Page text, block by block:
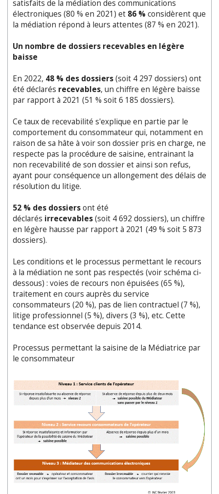
satisfaits de la médiation des communications
électroniques (80 % en 2021) et 86 % considèrent que
la médiation répond à leurs attentes (87 % en 2021).
Un nombre de dossiers recevables en légère
baisse
En 2022, 48 % des dossiers(soit 4 297 dossiers) ont
été déclarés recevables, un chiffre en légère baisse
par rapport à 2021 (51 % soit 6 185 dossiers).
Ce taux de recevabilité s'explique en partie par le
comportement du consommateur qui, notamment en
raison de sa hâte à voir son dossier pris en charge, ne
respecte pas la procédure de saisine, entrainant la
non recevabilité de son dossier et ainsi son refus,
ayant pour conséquence un allongement des délais de
résolution du litige.
52 % des dossiersont été
déclarés irrecevables(soit 4 692 dossiers), un chiffre
en légère hausse par rapport à 2021 (49 % soit 5 873
dossiers).
Les conditions et le processus permettant le recours
à la médiation ne sont pas respectés (voir schéma ci-
dessous) : voies de recours non épuisées (65 %),
traitement en cours auprès du service
consommateurs (20 %), pas de lien contractuel (7 %),
litige professionnel (5 %), divers (3 %), etc. Cette
tendance est observée depuis 2014.
Processus permettant la saisine de la Médiatrice par
le consommateur